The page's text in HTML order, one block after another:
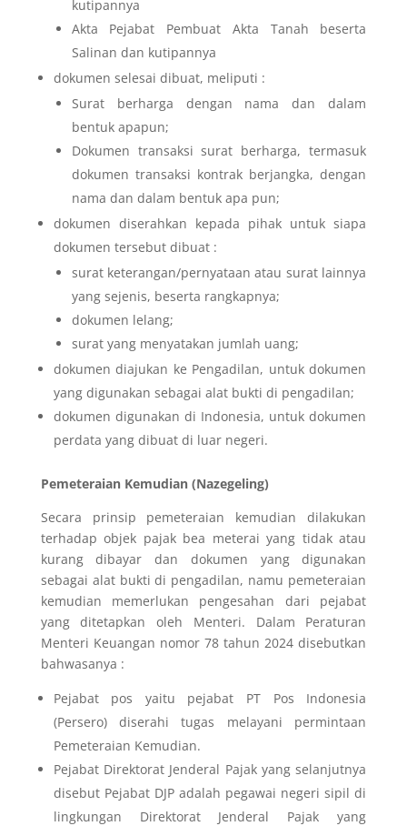
kutipannya
Akta Pejabat Pembuat Akta Tanah beserta
Salinan dan kutipannya
dokumen selesai dibuat, meliputi :
Surat berharga dengan nama dan dalam
bentuk apapun;
Dokumen transaksi surat berharga, termasuk
dokumen transaksi kontrak berjangka, dengan
nama dan dalam bentuk apa pun;
dokumen diserahkan kepada pihak untuk siapa
dokumen tersebut dibuat :
surat keterangan/pernyataan atau surat lainnya
yang sejenis, beserta rangkapnya;
dokumen lelang;
surat yang menyatakan jumlah uang;
dokumen diajukan ke Pengadilan, untuk dokumen
yang digunakan sebagai alat bukti di pengadilan;
dokumen digunakan di Indonesia, untuk dokumen
perdata yang dibuat di luar negeri.
Pemeteraian Kemudian (Nazegeling)
Secara prinsip pemeteraian kemudian dilakukan
terhadap objek pajak bea meterai yang tidak atau
kurang dibayar dan dokumen yang digunakan
sebagai alat bukti di pengadilan, namu pemeteraian
kemudian memerlukan pengesahan dari pejabat
yang ditetapkan oleh Menteri. Dalam Peraturan
Menteri Keuangan nomor 78 tahun 2024 disebutkan
bahwasanya :
Pejabat pos yaitu pejabat PT Pos Indonesia
(Persero) diserahi tugas melayani permintaan
Pemeteraian Kemudian.
Pejabat Direktorat Jenderal Pajak yang selanjutnya
disebut Pejabat DJP adalah pegawai negeri sipil di
lingkungan Direktorat Jenderal Pajak yang